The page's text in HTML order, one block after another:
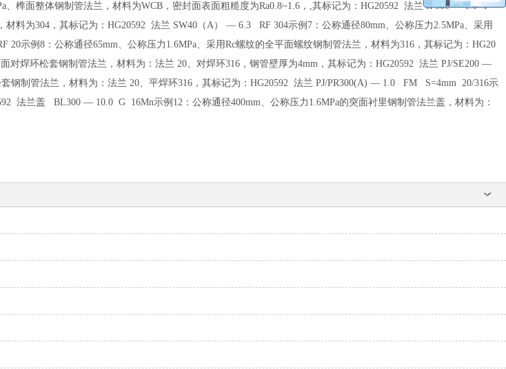
榫面整体钢制管法兰，材料为WCB，密封面表面粗糙度为Ra0.8~1.6，,其标记为：HG20592 法兰 IF500 — 1.6 T
料为304，其标记为：HG20592 法兰 SW40（A） — 6.3 RF 304示例7：公称通径80mm、公称压力2.5MPa、采用
示例8：公称通径65mm、公称压力1.6MPa、采用Rc螺纹的全平面螺纹钢制管法兰，材料为316，其标记为：HG20
焊环松套钢制管法兰，材料为：法兰 20、对焊环316，钢管壁厚为4mm，其标记为：HG20592 法兰 PJ/SE200 —
钢制管法兰，材料为：法兰 20、平焊环316，其标记为：HG20592 法兰 PJ/PR300(A) — 1.0 FM S=4mm 20/316示
法兰盖 BL300 — 10.0 G 16Mn示例12：公称通径400mm、公称压力1.6MPa的突面衬里钢制管法兰盖，材料为：